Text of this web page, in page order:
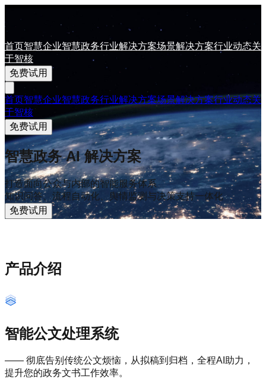
首页智慧企业智慧政务行业解决方案场景解决方案行业动态关
于智核
免费试用
首页智慧企业智慧政务行业解决方案场景解决方案行业动态关
于智核
免费试用
智慧政务 AI 解决方案
打造面向公众与内部的智能服务体系
知识问答、流程自动化、舆情监测与决策支持一体化
免费试用
产品介绍
智能公文处理系统
—— 彻底告别传统公文烦恼，从拟稿到归档，全程AI助力，
提升您的政务文书工作效率。